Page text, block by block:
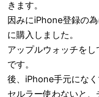
きます。
因みにiPhone登録の
に購入しました。
アップルウォッチを
です。
後、iPhone手元になく
セルラー使わないと